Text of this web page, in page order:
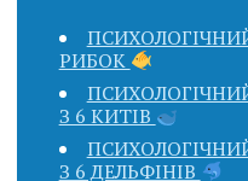
РИБОК
З 6 КИТІВ
З 6 ДЕЛЬФІНІВ